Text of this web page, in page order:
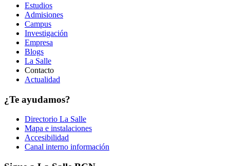
Estudios
Admisiones
Campus
Investigación
Empresa
Blogs
La Salle
Contacto
Actualidad
¿Te ayudamos?
Directorio La Salle
Mapa e instalaciones
Accesibilidad
Canal interno información